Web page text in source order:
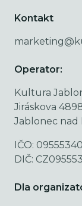
Kontakt
Operator:
Kultura
Jiráskova
Jablonec nad
IČO: 09555340
DIČ:
Dla